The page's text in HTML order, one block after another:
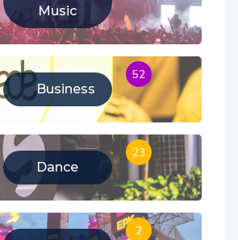
Music
Business
52
Dance
23
2